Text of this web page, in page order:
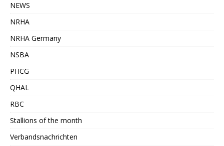
NEWS
NRHA
NRHA Germany
NSBA
PHCG
QHAL
RBC
Stallions of the month
Verbandsnachrichten